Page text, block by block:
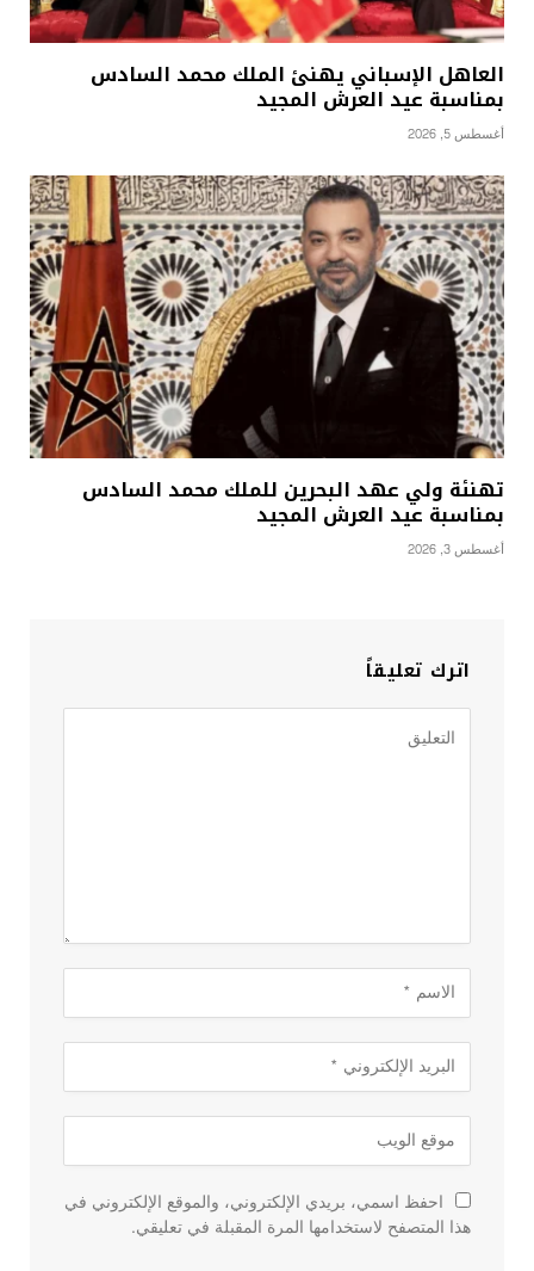
العاهل الإسباني يهنئ الملك محمد السادس
بمناسبة عيد العرش المجيد
أغسطس 5, 2026
تهنئة ولي عهد البحرين للملك محمد السادس
بمناسبة عيد العرش المجيد
أغسطس 3, 2026
اترك تعليقاً
احفظ اسمي، بريدي الإلكتروني، والموقع الإلكتروني في
هذا المتصفح لاستخدامها المرة المقبلة في تعليقي.